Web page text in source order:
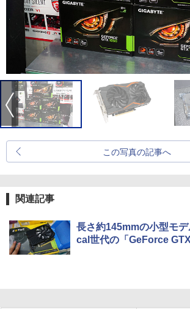
この写真の記事へ
関連記事
長さ約145mmの小型モ
cal世代の「GeForce